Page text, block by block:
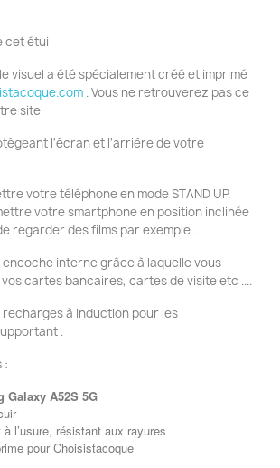
cet étui
visuel a été spécialement créé et imprimé
. Vous ne retrouverez pas ce
site
l'écran et l'arrière de votre
votre téléphone en mode STAND UP.
votre smartphone en position inclinée
regarder des films par exemple .
interne grâce à laquelle vous
cartes bancaires, cartes de visite etc ....
recharges à induction pour les
.
:
Galaxy A52S 5G
l’usure, résistant aux rayures
pour Choisistacoque